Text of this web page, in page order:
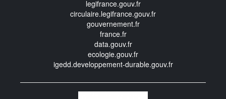
legifrance.gouv.fr
circulaire.legifrance.gouv.fr
gouvernement.fr
france.fr
data.gouv.fr
ecologie.gouv.fr
igedd.developpement-durable.gouv.fr